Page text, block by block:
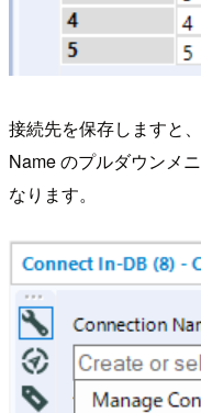
接続先を保存しますと
Name のプルダウンメ
なります。